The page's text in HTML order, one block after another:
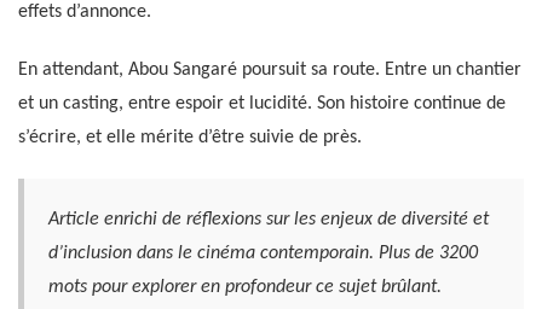
effets d’annonce.
En attendant, Abou Sangaré poursuit sa route. Entre un chantier
et un casting, entre espoir et lucidité. Son histoire continue de
s’écrire, et elle mérite d’être suivie de près.
Article enrichi de réflexions sur les enjeux de diversité et
d’inclusion dans le cinéma contemporain. Plus de 3200
mots pour explorer en profondeur ce sujet brûlant.